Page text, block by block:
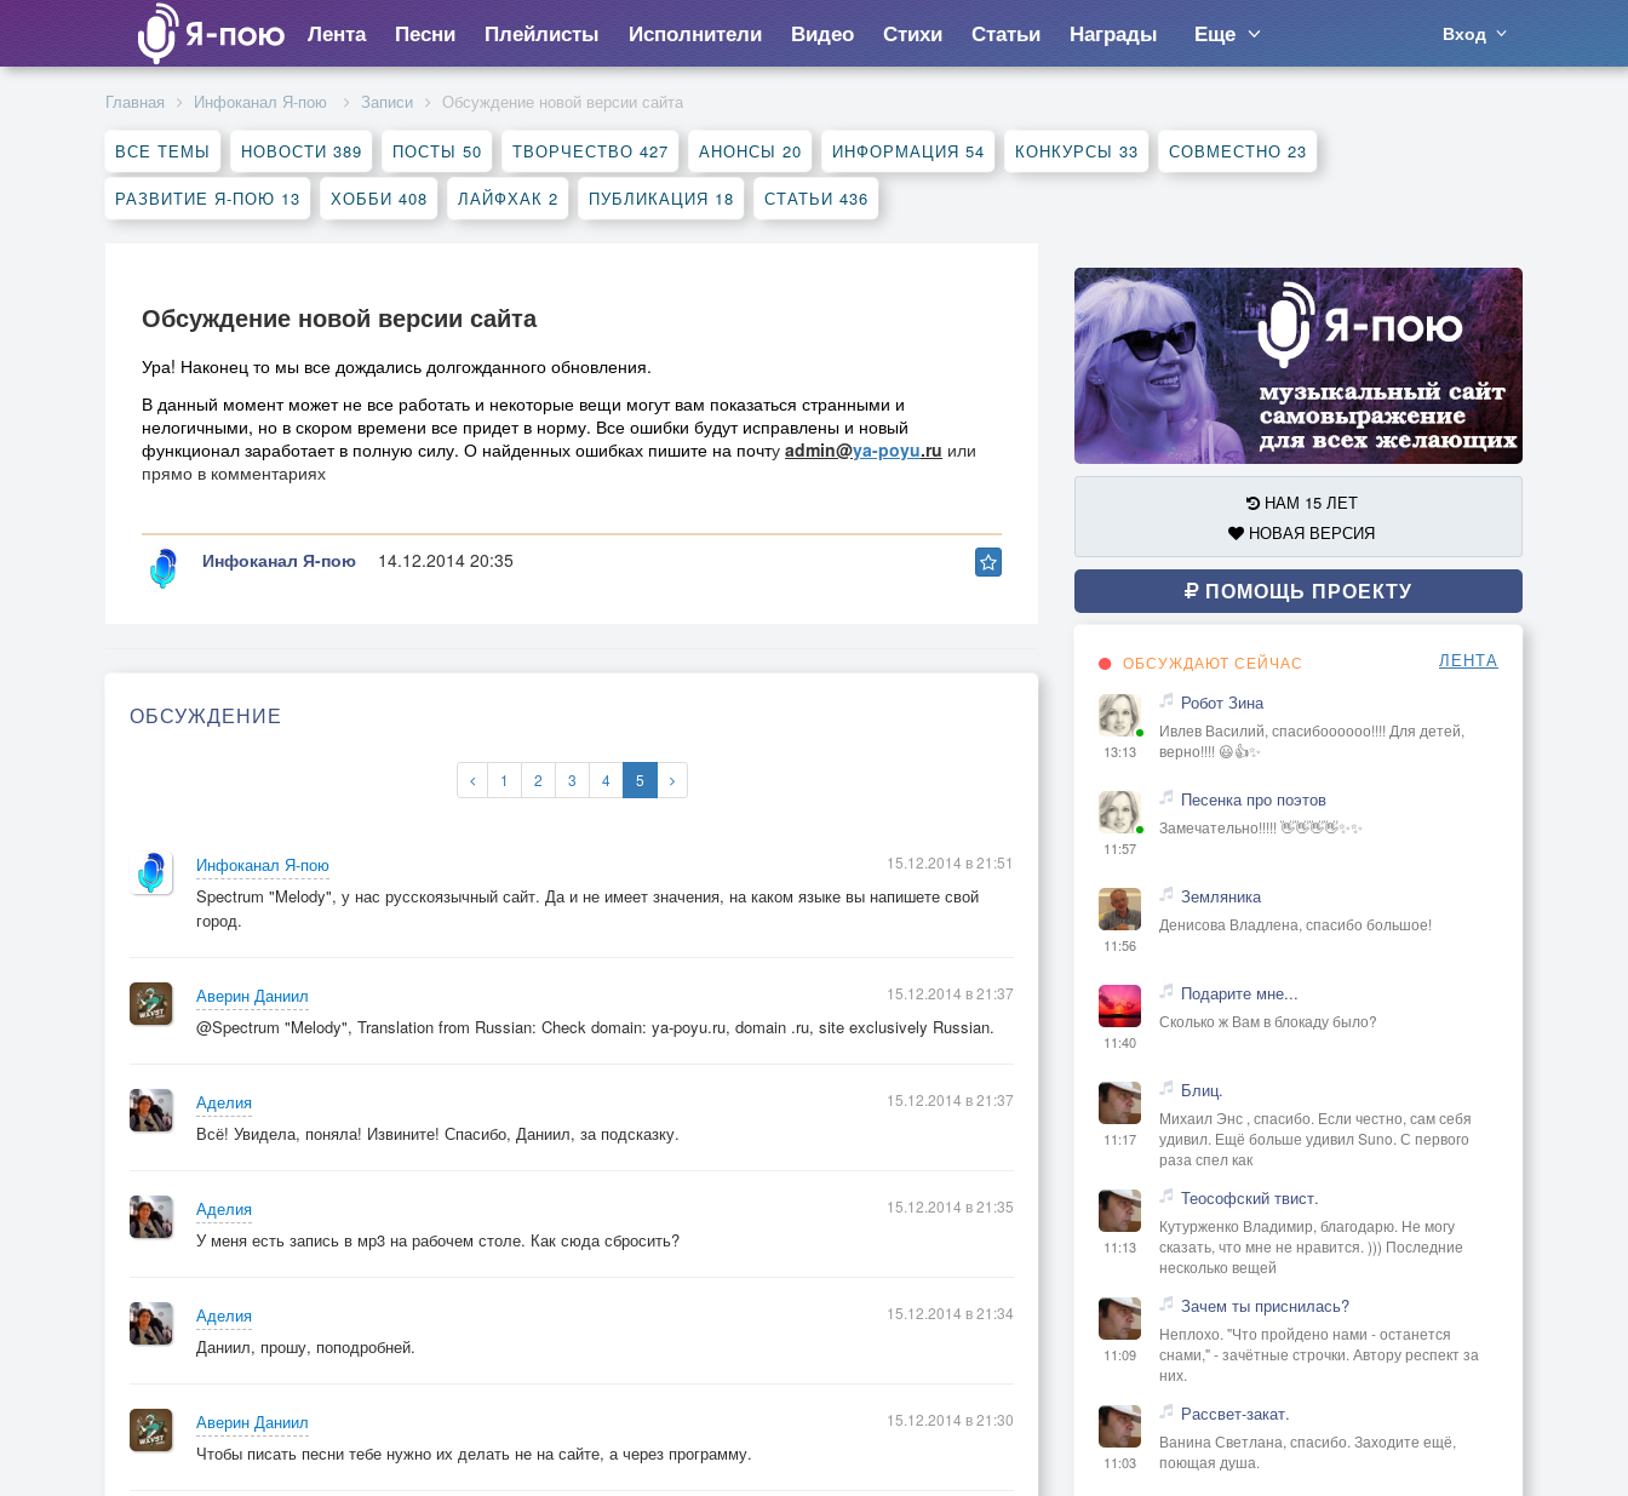
Лента Песни Плейлисты Исполнители Видео Стихи Статьи Награды Еще Вход
Главная Инфоканал Я-пою Записи Обсуждение новой версии сайта
ВСЕ ТЕМЫ НОВОСТИ 389 ПОСТЫ 50 ТВОРЧЕСТВО 427 АНОНСЫ 20 ИНФОРМАЦИЯ 54 КОНКУРСЫ 33 СОВМЕСТНО 23
РАЗВИТИЕ Я-ПОЮ 13 ХОББИ 408 ЛАЙФХАК 2 ПУБЛИКАЦИЯ 18 СТАТЬИ 436
Обсуждение новой версии сайта
Ура! Наконец то мы все дождались долгожданного обновления.
В данный момент может не все работать и некоторые вещи могут вам показаться странными и
нелогичными, но в скором времени все придет в норму. Все ошибки будут исправлены и новый
функционал заработает в полную силу. О найденных ошибках пишите на почту admin@ya-poyu.ru или
прямо в комментариях
Инфоканал Я-пою 14.12.2014 20:35
ОБСУЖДЕНИЕ
1 2 3 4 5
Инфоканал Я-пою 15.12.2014 в 21:51
Spectrum "Melody", у нас русскоязычный сайт. Да и не имеет значения, на каком языке вы напишете свой
город.
Аверин Даниил 15.12.2014 в 21:37
@Spectrum "Melody", Translation from Russian: Check domain: ya-poyu.ru, domain .ru, site exclusively Russian.
Аделия 15.12.2014 в 21:37
Всё! Увидела, поняла! Извините! Спасибо, Даниил, за подсказку.
Аделия 15.12.2014 в 21:35
У меня есть запись в мр3 на рабочем столе. Как сюда сбросить?
Аделия 15.12.2014 в 21:34
Даниил, прошу, поподробней.
Аверин Даниил 15.12.2014 в 21:30
Чтобы писать песни тебе нужно их делать не на сайте, а через программу.
НАМ 15 ЛЕТ
НОВАЯ ВЕРСИЯ
ПОМОЩЬ ПРОЕКТУ
ОБСУЖДАЮТ СЕЙЧАС ЛЕНТА
13:13
Робот Зина
Ивлев Василий, спасибоооооо!!!! Для детей,
верно!!!! 😃👍✨
11:57
Песенка про поэтов
Замечательно!!!!! 👋👋👋👋✨✨
11:56
Земляника
Денисова Владлена, спасибо большое!
11:40
Подарите мне...
Сколько ж Вам в блокаду было?
11:17
Блиц.
Михаил Энс , спасибо. Если честно, сам себя
удивил. Ещё больше удивил Suno. С первого
раза спел как
11:13
Теософский твист.
Кутурженко Владимир, благодарю. Не могу
сказать, что мне не нравится. ))) Последние
несколько вещей
11:09
Зачем ты приснилась?
Неплохо. "Что пройдено нами - останется
снами," - зачётные строчки. Автору респект за
них.
11:03
Рассвет-закат.
Ванина Светлана, спасибо. Заходите ещё,
поющая душа.